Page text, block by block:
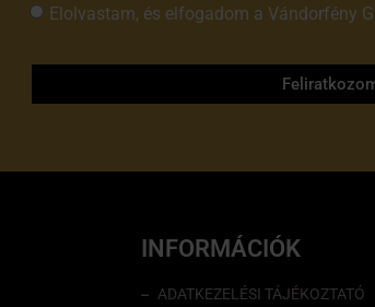
Elolvastam, és elfogadom a Vándorfény
INFORMÁCIÓK
ADATKEZELÉSI TÁJÉKOZTATÓ